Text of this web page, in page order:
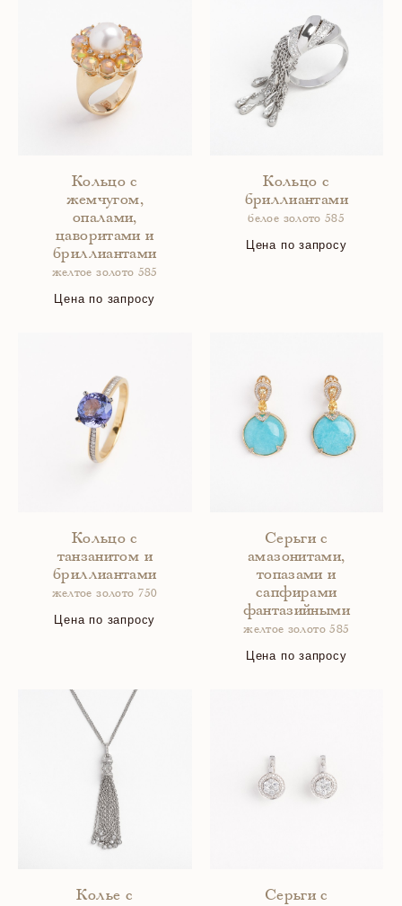
Кольцо с
жемчугом,
опалами,
цаворитами и
бриллиантами
желтое золото 585
Цена по запросу
Кольцо с
бриллиантами
белое золото 585
Цена по запросу
Кольцо с
танзанитом и
бриллиантами
желтое золото 750
Цена по запросу
Серьги с
амазонитами,
топазами и
сапфирами
фантазийными
желтое золото 585
Цена по запросу
Колье с Серьги с